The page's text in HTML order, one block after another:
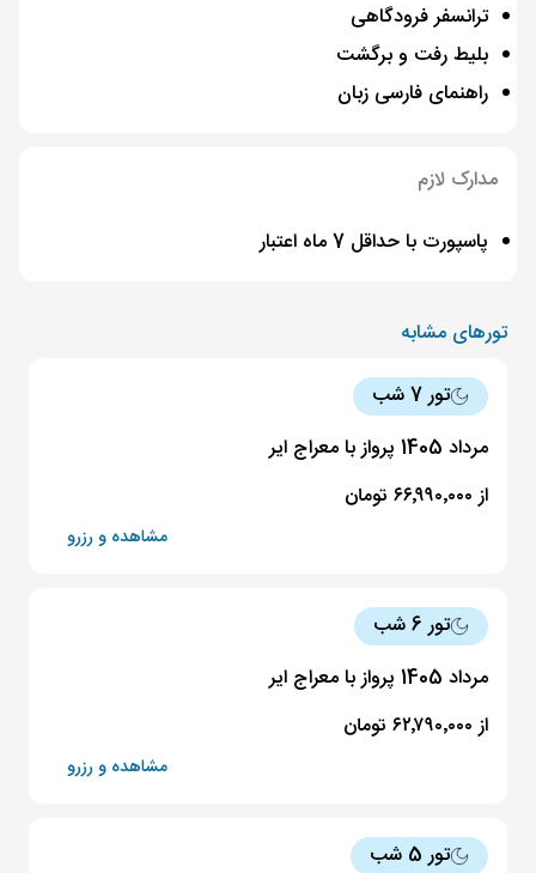
ترانسفر فرودگاهی
بلیط رفت و برگشت
راهنمای فارسی زبان
مدارک لازم
پاسپورت با حداقل 7 ماه اعتبار
تورهای مشابه
تور 7 شب
مرداد 1405 پرواز با معراج ایر
از ۶۶٬۹۹۰٬۰۰۰ تومان
مشاهده و رزرو
تور 6 شب
مرداد 1405 پرواز با معراج ایر
از ۶۲٬۷۹۰٬۰۰۰ تومان
مشاهده و رزرو
تور 5 شب